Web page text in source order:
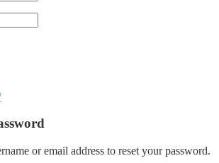
or email address to reset your password.